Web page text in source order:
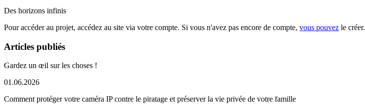
Des horizons infinis
Pour accéder au projet, accédez au site via votre compte. Si vous n'avez pas encore de compte, vous pouvez le créer.
Articles publiés
Gardez un œil sur les choses !
01.06.2026
Comment protéger votre caméra IP contre le piratage et préserver la vie privée de votre famille